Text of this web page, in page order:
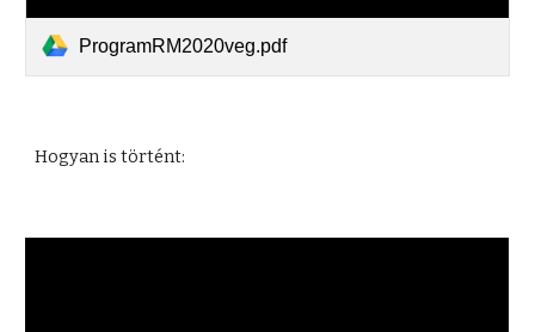
ProgramRM2020veg.pdf
Hogyan is történt: